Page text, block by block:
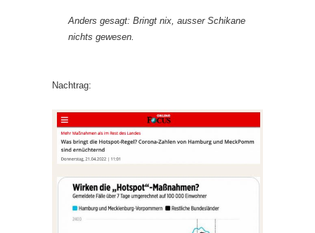
Anders gesagt: Bringt nix, ausser Schikane
nichts gewesen.
Nachtrag: